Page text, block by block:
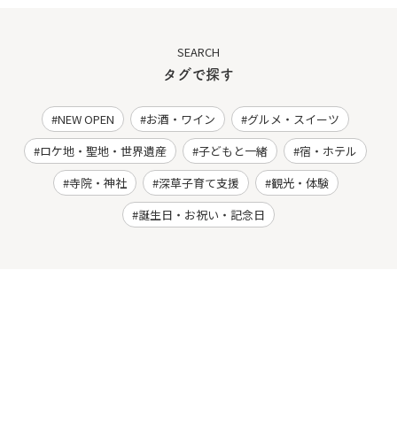
SEARCH
タグで探す
NEW OPEN お酒・ワイン
グルメ・スイーツ
ロケ地・聖地・世界遺産
子どもと一緒
宿・ホテル
寺院・神社
深草子育て支援
観光・体験
誕生日・お祝い・記念日